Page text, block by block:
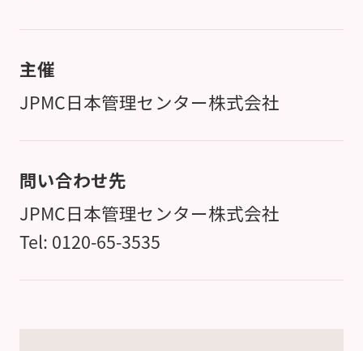
主催
JPMC日本管理センター株式会社
問い合わせ先
JPMC日本管理センター株式会社
Tel: 0120-65-3535